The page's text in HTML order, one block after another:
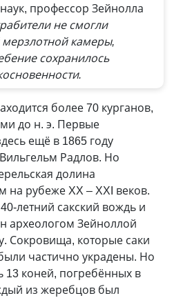
профессор Зейнолла
не смогли
камеры,
сохранилось
более 70 курганов,
до н. э. Первые
ещё в 1865 году
Радлов. Но
долина
на рубеже XX – XXI веков.
летний сакский вождь и
археологом Зейноллой
Сокровища, которые саки
частично украдены. Но
коней, погребённых в
из жеребцов был